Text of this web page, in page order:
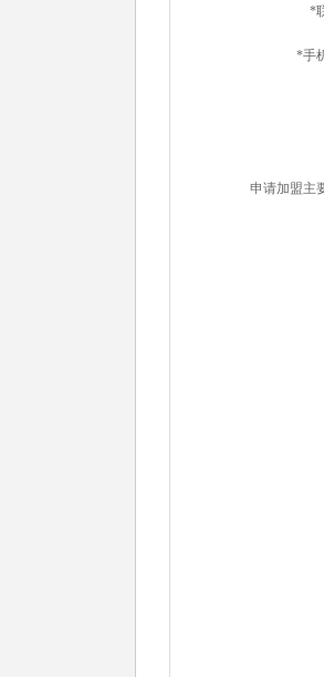
*
*手
申请加盟主